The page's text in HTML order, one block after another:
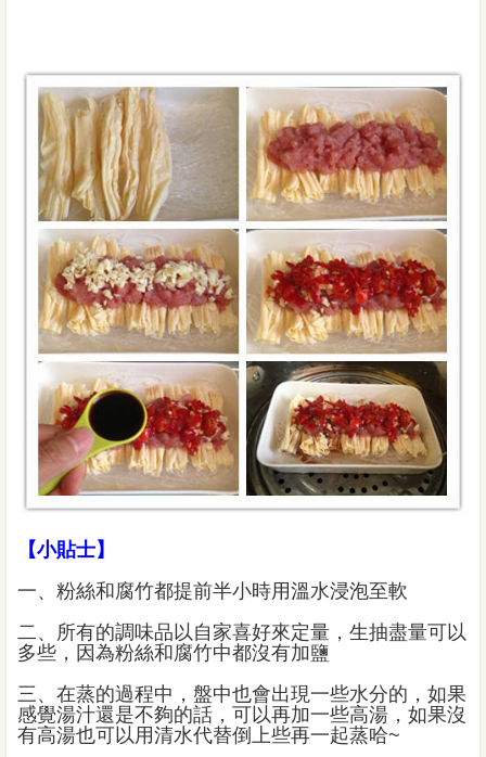
【小貼士】
一、粉絲和腐竹都提前半小時用溫水浸泡至軟
二、所有的調味品以自家喜好來定量，生抽盡量可以
多些，因為粉絲和腐竹中都沒有加鹽
三、在蒸的過程中，盤中也會出現一些水分的，如果
感覺湯汁還是不夠的話，可以再加一些高湯，如果沒
有高湯也可以用清水代替倒上些再一起蒸哈~